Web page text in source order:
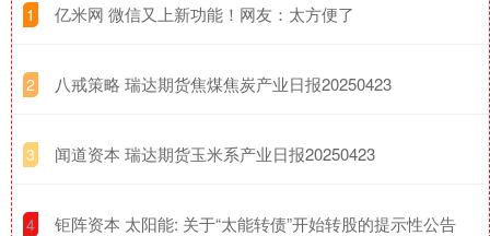
1 ​亿米网 微信又上新功能！网友：太方便了
2 ​八戒策略 瑞达期货焦煤焦炭产业日报20250423
3 ​闻道资本 瑞达期货玉米系产业日报20250423
4 ​钜阵资本 太阳能: 关于“太能转债”开始转股的提示性公告